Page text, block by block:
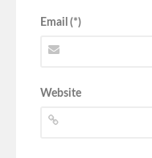
Email (*)
Website